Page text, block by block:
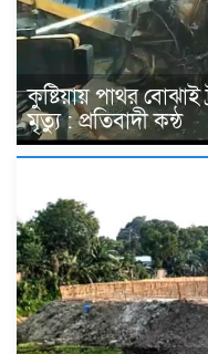
কুষ্টিয়ায় পাথর
মৃত্যু : প্রতিবাদী কন্ঠ